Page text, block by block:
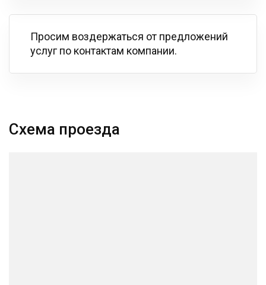
Просим воздержаться от предложений
услуг по контактам компании.
Схема проезда